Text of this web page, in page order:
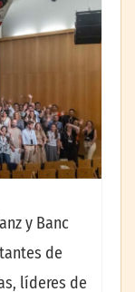
y Banc
de
líderes de